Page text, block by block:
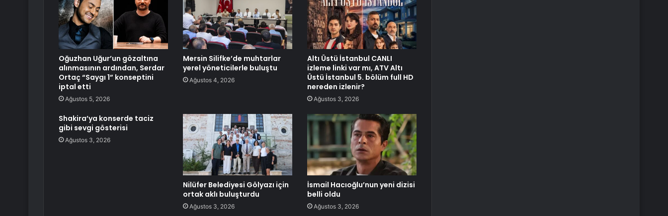
Oğuzhan Uğur’un gözaltına
alınmasının ardından, Serdar
Ortaç “Saygı 1” konseptini
iptal etti
Ağustos 5, 2026
Mersin Silifke’de muhtarlar
yerel yöneticilerle buluştu
Ağustos 4, 2026
Altı Üstü İstanbul CANLI
izleme linki var mı, ATV Altı
Üstü İstanbul 5. bölüm full HD
nereden izlenir?
Ağustos 3, 2026
Shakira’ya konserde taciz
gibi sevgi gösterisi
Ağustos 3, 2026
Nilüfer Belediyesi Gölyazı için
ortak aklı buluşturdu
Ağustos 3, 2026
İsmail Hacıoğlu’nun yeni dizisi
belli oldu
Ağustos 3, 2026